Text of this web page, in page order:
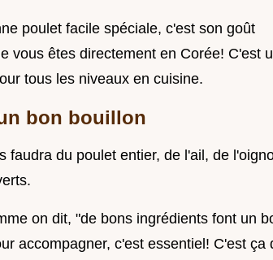
poulet facile spéciale, c'est son goût
vous êtes directement en Corée! C'est
tous les niveaux en cuisine.
bon bouillon
faudra du poulet entier, de l'ail, de
on dit, "de bons ingrédients font un
accompagner, c'est essentiel! C'est ça